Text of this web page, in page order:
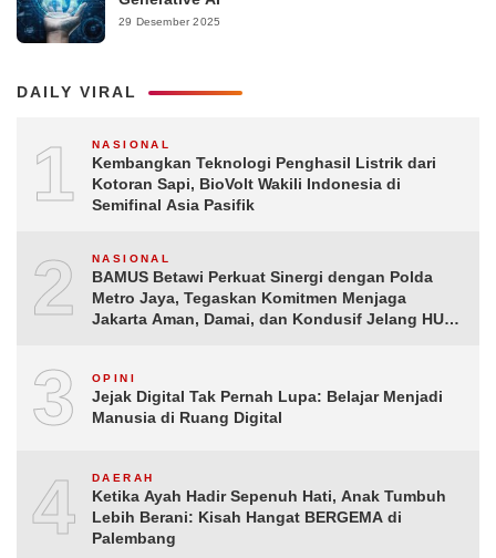
29 Desember 2025
DAILY VIRAL
1 NASIONAL
Kembangkan Teknologi Penghasil Listrik dari
Kotoran Sapi, BioVolt Wakili Indonesia di
Semifinal Asia Pasifik
2 NASIONAL
BAMUS Betawi Perkuat Sinergi dengan Polda
Metro Jaya, Tegaskan Komitmen Menjaga
Jakarta Aman, Damai, dan Kondusif Jelang HUT
3 OPINI
Jejak Digital Tak Pernah Lupa: Belajar Menjadi
Manusia di Ruang Digital
4 DAERAH
Ketika Ayah Hadir Sepenuh Hati, Anak Tumbuh
Lebih Berani: Kisah Hangat BERGEMA di
Palembang